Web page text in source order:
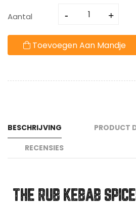
Aantal
Toevoegen Aan Mandje
BESCHRIJVING
PRODUCT
RECENSIES
THE RUB KEBAB